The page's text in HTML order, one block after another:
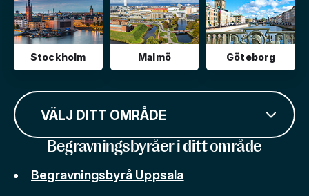
Stockholm Malmö Göteborg
VÄLJ DITT OMRÅDE
Begravningsbyråer i ditt område
Begravningsbyrå Uppsala